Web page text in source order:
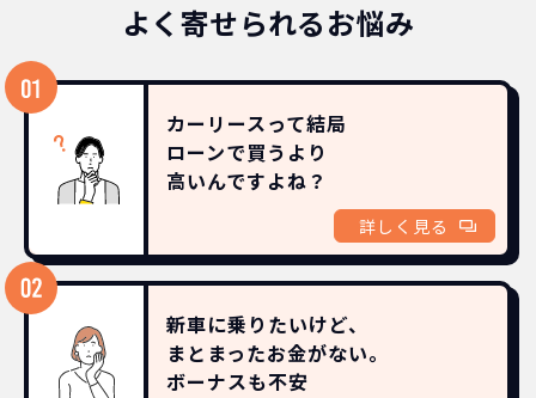
よく寄せられるお悩み
カーリースって結局
ローンで買うより
高いんですよね？
詳しく見る
新車に乗りたいけど、
まとまったお金がない。
ボーナスも不安